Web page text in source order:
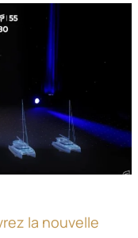
la nouvelle